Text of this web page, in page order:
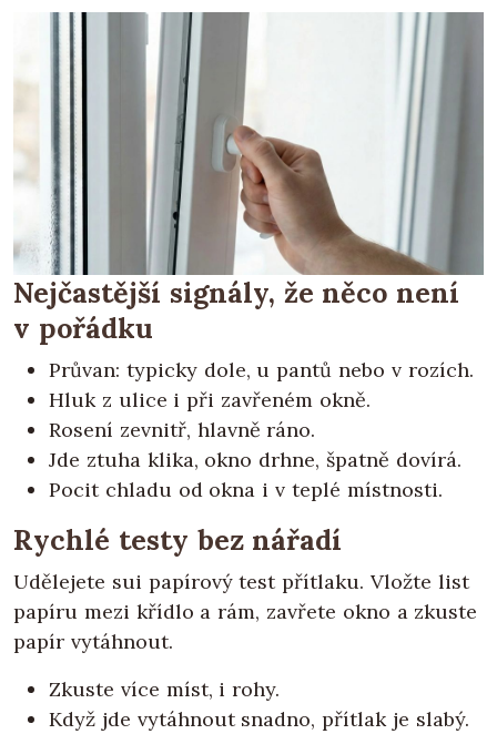
Nejčastější signály, že něco není
v pořádku
Průvan: typicky dole, u pantů nebo v rozích.
Hluk z ulice i při zavřeném okně.
Rosení zevnitř, hlavně ráno.
Jde ztuha klika, okno drhne, špatně dovírá.
Pocit chladu od okna i v teplé místnosti.
Rychlé testy bez nářadí
Udělejete sui papírový test přítlaku. Vložte list
papíru mezi křídlo a rám, zavřete okno a zkuste
papír vytáhnout.
Zkuste více míst, i rohy.
Když jde vytáhnout snadno, přítlak je slabý.